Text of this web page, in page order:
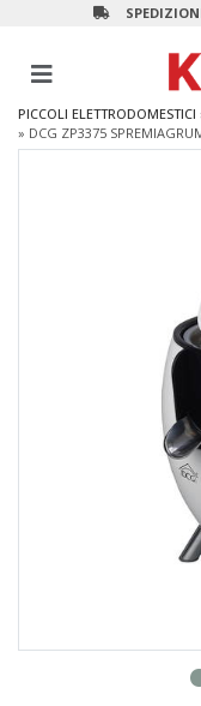
PICCOLI ELETTRODOMESTICI
» DCG ZP3375